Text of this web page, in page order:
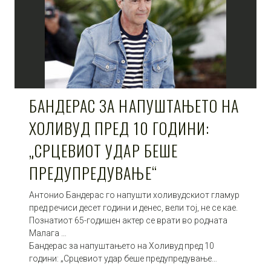
БАНДЕРАС ЗА НАПУШТАЊЕТО НА
ХОЛИВУД ПРЕД 10 ГОДИНИ:
„СРЦЕВИОТ УДАР БЕШЕ
ПРЕДУПРЕДУВАЊЕ“
Антонио Бандерас го напушти холивудскиот гламур
пред речиси десет години и денес, вели тој, не се кае.
Познатиот 65-годишен актер се врати во родната
Малага …
Бандерас за напуштањето на Холивуд пред 10
години: „Срцевиот удар беше предупредување…